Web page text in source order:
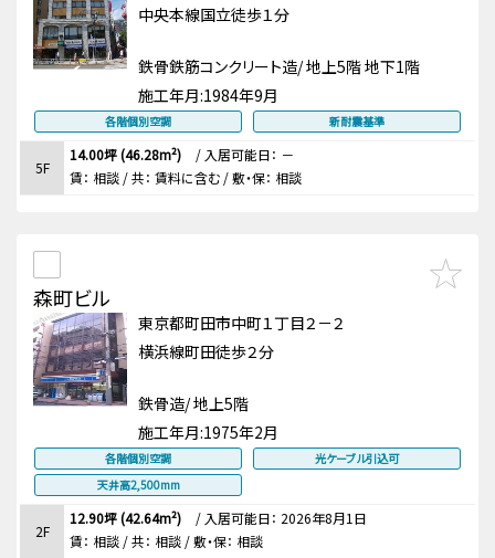
中央本線国立徒歩１分
鉄骨鉄筋コンクリート造/ 地上5階 地下1階
施工年月:1984年9月
各階個別空調 新耐震基準
5F
14.00坪 (46.28m²) / 入居可能日： －
賃： 相談 / 共： 賃料に含む / 敷・保： 相談
森町ビル
東京都町田市中町１丁目２－２
横浜線町田徒歩２分
鉄骨造/ 地上5階
施工年月:1975年2月
各階個別空調
光ケーブル引込可
天井高2,500mm
2F
12.90坪 (42.64m²) / 入居可能日： 2026年8月1日
賃： 相談 / 共： 相談 / 敷・保： 相談